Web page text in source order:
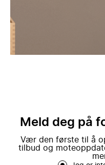
Meld deg på
Vær den første til å
tilbud og